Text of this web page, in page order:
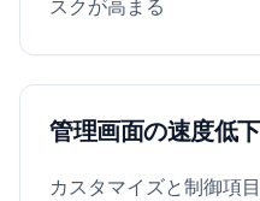
スクが高まる
管理画面の速度低下
カスタマイズと制御項